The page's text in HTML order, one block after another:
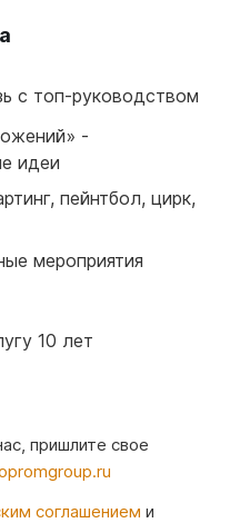
с топ-руководством
-
идеи
пейнтбол, цирк,
мероприятия
10 лет
пришлите свое
соглашением и